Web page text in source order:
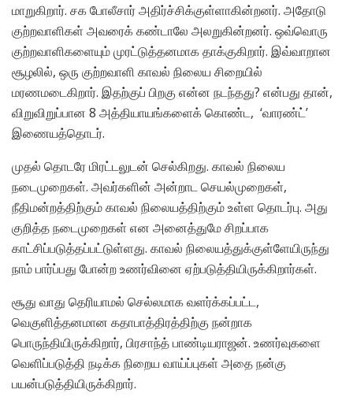
மாறுகிறார். சக போலீசார் அதிர்ச்சிக்குள்ளாகின்றனர். அதோடு
குற்றவாளிகள் அவரைக் கண்டாலே அலறுகின்றனர். ஒவ்வொரு
குற்றவாளிகளையும் முரட்டுத்தனமாக தாக்குகிறார். இவ்வாறான
சூழலில், ஒரு குற்றவாளி காவல் நிலைய சிறையில்
மரணமடைகிறார். இதற்குப் பிறகு என்ன நடந்தது? என்பது தான்,
விறுவிறுப்பான 8 அத்தியாயங்களைக் கொண்ட, ‘வாரண்ட்’
இணையத்தொடர்.
முதல் தொடரே மிரட்டலுடன் செல்கிறது. காவல் நிலைய
நடைமுறைகள். அவர்களின் அன்றாட செயல்முறைகள்,
நீதிமன்றத்திற்கும் காவல் நிலையத்திற்கும் உள்ள தொடர்பு. அது
குறித்த நடைமுறைகள் என அனைத்துமே சிறப்பாக
காட்சிப்படுத்தப்பட்டுள்ளது. காவல் நிலையத்துக்குள்ளேயிருந்து
நாம் பார்ப்பது போன்ற உணர்வினை ஏற்படுத்தியிருக்கிறார்கள்.
சூது வாது தெரியாமல் செல்லமாக வளர்க்கப்பட்ட,
வெகுளித்தனமான கதாபாத்திரத்திற்கு நன்றாக
பொருந்தியிருக்கிறார், பிரசாந்த் பாண்டியராஜன். உணர்வுகளை
வெளிப்படுத்தி நடிக்க நிறைய வாய்ப்புகள் அதை நன்கு
பயன்படுத்தியிருக்கிறார்.